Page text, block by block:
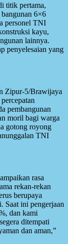
titik pertama,
6×6
personel TNI
kayu,
lainnya.
penyelesaian yang
Zipur-5/Brawijaya
pembangunan
moril bagi warga
gotong royong
TNI
rasa
rekan-rekan
berupaya
Saat ini pengerjaan
dan kami
ditempati
dan aman,”